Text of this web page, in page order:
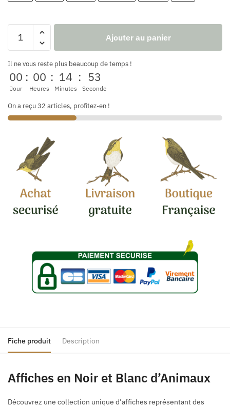
Ajouter au panier
Il ne vous reste plus beaucoup de temps !
00
Jour
: 00
Heures
: 14
Minutes
: 52
Seconde
On a reçu 32 articles, profitez-en !
Fiche produit Description
Affiches en Noir et Blanc d’Animaux
Découvrez une collection unique d’affiches représentant des